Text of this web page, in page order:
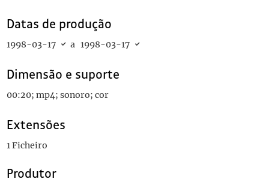
Datas de produção
1998-03-17 a 1998-03-17
Dimensão e suporte
00:20; mp4; sonoro; cor
Extensões
1 Ficheiro
Produtor